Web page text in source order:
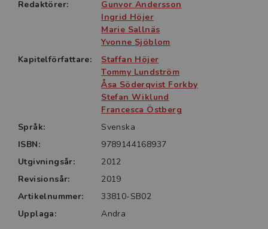
Redaktörer:
Gunvor Andersson
Ingrid Höjer
Marie Sallnäs
Yvonne Sjöblom
Kapitelförfattare:
Staffan Höjer
Tommy Lundström
Åsa Söderqvist Forkby
Stefan Wiklund
Francesca Östberg
Språk:
Svenska
ISBN:
9789144168937
Utgivningsår:
2012
Revisionsår:
2019
Artikelnummer:
33810-SB02
Upplaga:
Andra